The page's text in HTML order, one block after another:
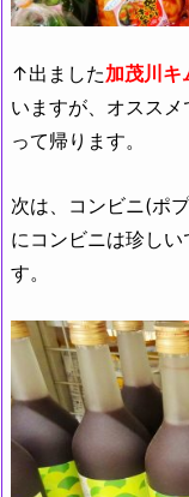
↑出ました加茂川キ
いますが、オスス
って帰ります。
次は、コンビニ(ポ
にコンビニは珍し
す。